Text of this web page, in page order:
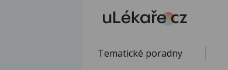
Tematické poradny